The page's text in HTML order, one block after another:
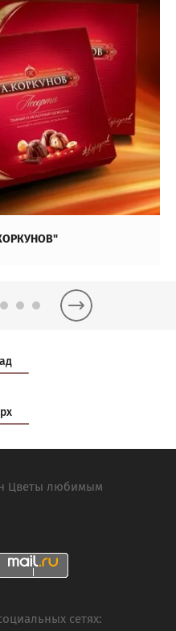
Цветы любимым
сетях: